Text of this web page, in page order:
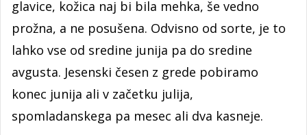
glavice, kožica naj bi bila mehka, še vedno
prožna, a ne posušena. Odvisno od sorte, je to
lahko vse od sredine junija pa do sredine
avgusta. Jesenski česen z grede pobiramo
konec junija ali v začetku julija,
spomladanskega pa mesec ali dva kasneje.